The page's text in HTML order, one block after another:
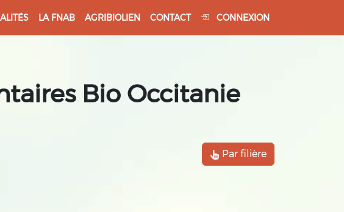
LA FNAB AGRIBIOLIEN CONTACT CONNEXION
Bio Occitanie
Par filière